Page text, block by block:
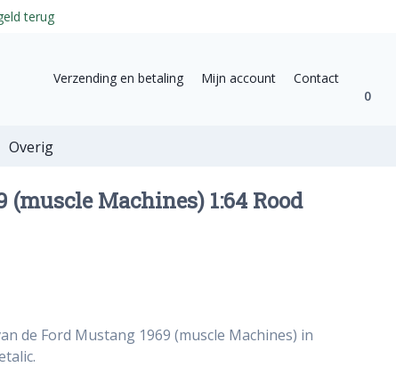
terug
Verzending en betaling Mijn account
Contact
0
Overig
(muscle Machines) 1:64 Rood
de Ford Mustang 1969 (muscle Machines) in